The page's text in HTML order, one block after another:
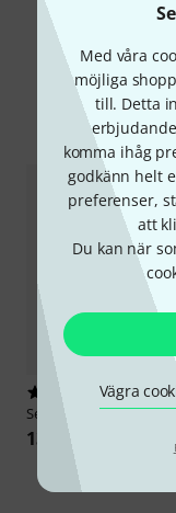
Med våra
möjliga
till. Detta
komma ihåg
godkänn helt
preferenser,
att
Du kan när
Vägra
50
SennheiserMD441-U
13 290 kr